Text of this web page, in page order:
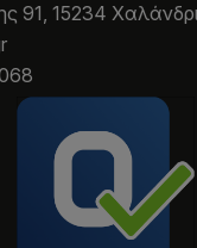
91, 15234